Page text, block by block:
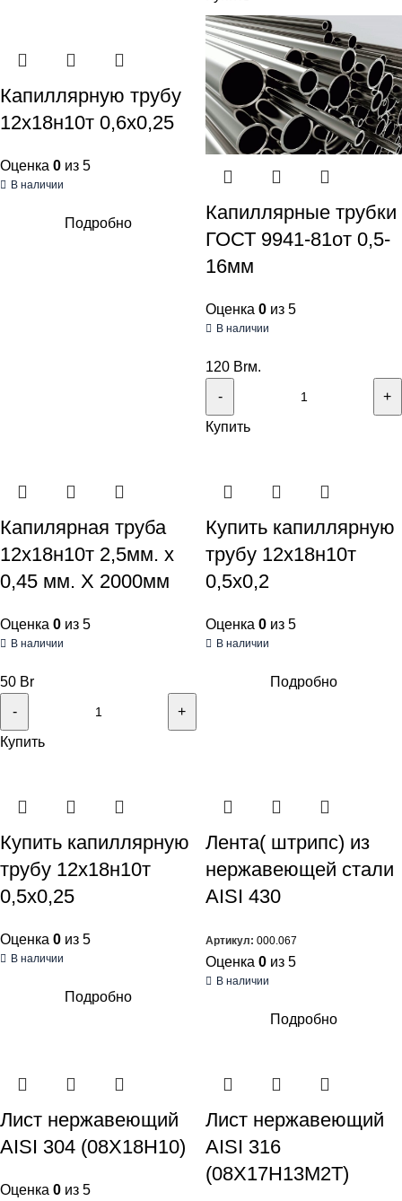
Капиллярную трубу
12х18н10т 0,6х0,25
Оценка 0 из 5
В наличии
Подробно
Капиллярные трубки
ГОСТ 9941-81от 0,5-
16мм
Оценка 0 из 5
В наличии
120 Brм.
Купить
Капилярная труба
12х18н10т 2,5мм. х
0,45 мм. Х 2000мм
Оценка 0 из 5
В наличии
50 Br
Купить
Купить капиллярную
трубу 12х18н10т
0,5х0,2
Оценка 0 из 5
В наличии
Подробно
Купить капиллярную
трубу 12х18н10т
0,5х0,25
Оценка 0 из 5
В наличии
Подробно
Лента( штрипс) из
нержавеющей стали
AISI 430
Артикул: 000.067
Оценка 0 из 5
В наличии
Подробно
Лист нержавеющий
AISI 304 (08Х18Н10)
Оценка 0 из 5
Лист нержавеющий
AISI 316
(08Х17Н13М2Т)